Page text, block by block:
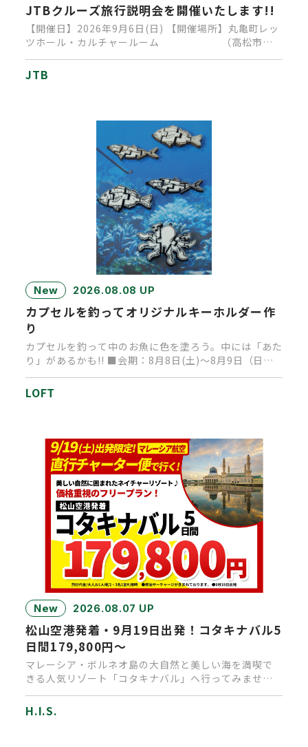
JTBクルーズ旅行説明会を開催いたします!!
【開催日】2026年9月6日(日) 【開催場所】丸亀町レッ
ツホール・カルチャールーム （高松市丸
JTB
New 2026.08.08 UP
カプセルを釣ってオリジナルキーホルダー作
り
カプセルを釣って中のお魚に色を塗ろう。中には「あた
り」があるかも!! ■会期：8月8日(土)～8月9日（日）
LOFT
New 2026.08.07 UP
松山空港発着・9月19日出発！コタキナバル5
日間179,800円～
マレーシア・ボルネオ島の大自然と美しい海を満喫で
きる人気リゾート「コタキナバル」へ行ってみません
H.I.S.